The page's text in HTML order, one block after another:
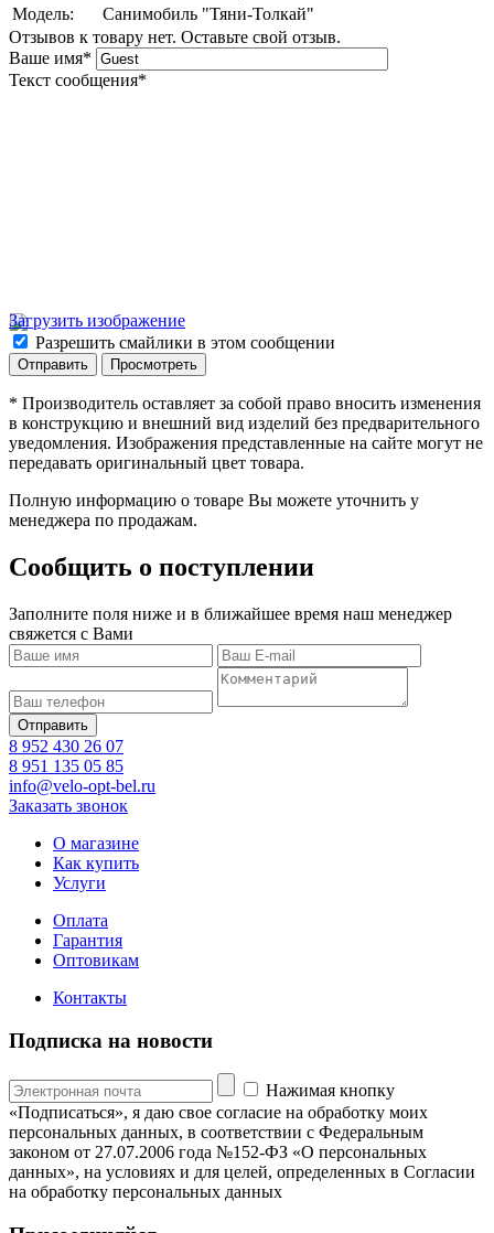
Модель:
Санимобиль "Тяни-Толкай"
Отзывов к товару нет. Оставьте свой отзыв.
Ваше имя*
Текст сообщения*
Загрузить изображение
Разрешить смайлики в этом сообщении
* Производитель оставляет за собой право вносить изменения
в конструкцию и внешний вид изделий без предварительного
уведомления. Изображения представленные на сайте могут не
передавать оригинальный цвет товара.
Полную информацию о товаре Вы можете уточнить у
менеджера по продажам.
Сообщить о поступлении
Заполните поля ниже и в ближайшее время наш менеджер
свяжется с Вами
8 952 430 26 07
8 951 135 05 85
info@velo-opt-bel.ru
Заказать звонок
О магазине
Как купить
Услуги
Оплата
Гарантия
Оптовикам
Контакты
Подписка на новости
Нажимая кнопку
«Подписаться», я даю свое согласие на обработку моих
персональных данных, в соответствии с Федеральным
законом от 27.07.2006 года №152-ФЗ «О персональных
данных», на условиях и для целей, определенных в Согласии
на обработку персональных данных